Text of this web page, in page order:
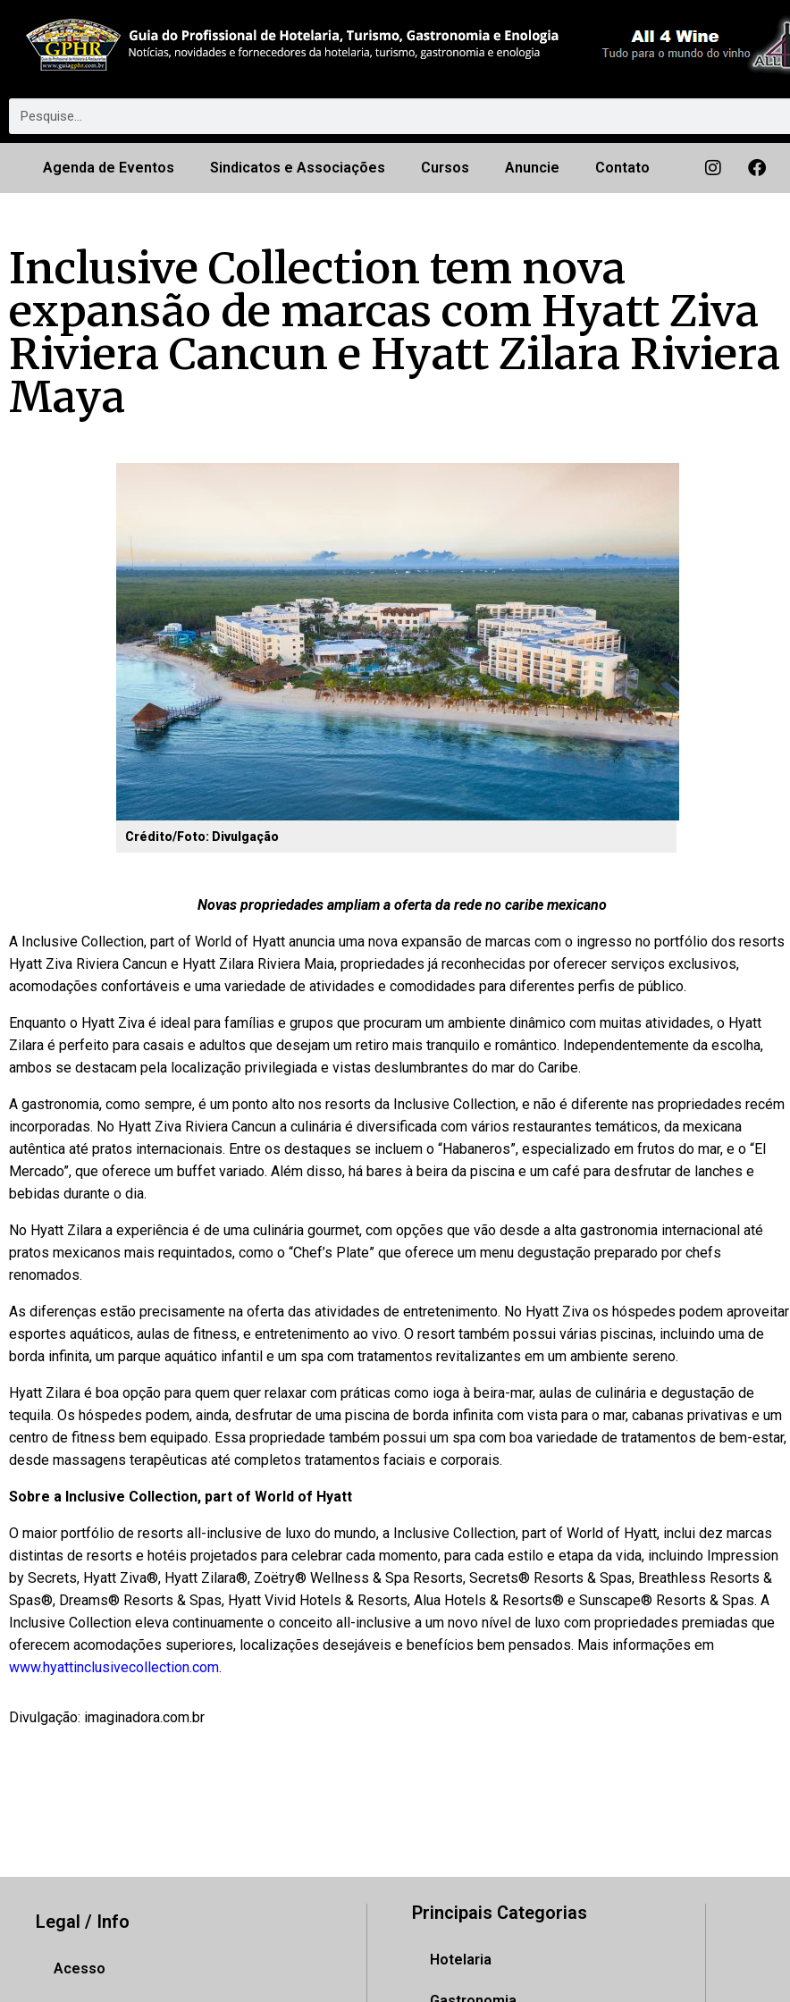
Agenda de Eventos Sindicatos e Associações Cursos Anuncie Contato
Inclusive Collection tem nova
expansão de marcas com Hyatt Ziva
Riviera Cancun e Hyatt Zilara Riviera
Maya
Crédito/Foto: Divulgação
Novas propriedades ampliam a oferta da rede no caribe mexicano
A Inclusive Collection, part of World of Hyatt anuncia uma nova expansão de marcas com o ingresso no portfólio dos resorts
Hyatt Ziva Riviera Cancun e Hyatt Zilara Riviera Maia, propriedades já reconhecidas por oferecer serviços exclusivos,
acomodações confortáveis e uma variedade de atividades e comodidades para diferentes perfis de público.
Enquanto o Hyatt Ziva é ideal para famílias e grupos que procuram um ambiente dinâmico com muitas atividades, o Hyatt
Zilara é perfeito para casais e adultos que desejam um retiro mais tranquilo e romântico. Independentemente da escolha,
ambos se destacam pela localização privilegiada e vistas deslumbrantes do mar do Caribe.
A gastronomia, como sempre, é um ponto alto nos resorts da Inclusive Collection, e não é diferente nas propriedades recém
incorporadas. No Hyatt Ziva Riviera Cancun a culinária é diversificada com vários restaurantes temáticos, da mexicana
autêntica até pratos internacionais. Entre os destaques se incluem o “Habaneros”, especializado em frutos do mar, e o “El
Mercado”, que oferece um buffet variado. Além disso, há bares à beira da piscina e um café para desfrutar de lanches e
bebidas durante o dia.
No Hyatt Zilara a experiência é de uma culinária gourmet, com opções que vão desde a alta gastronomia internacional até
pratos mexicanos mais requintados, como o “Chef’s Plate” que oferece um menu degustação preparado por chefs
renomados.
As diferenças estão precisamente na oferta das atividades de entretenimento. No Hyatt Ziva os hóspedes podem aproveitar
esportes aquáticos, aulas de fitness, e entretenimento ao vivo. O resort também possui várias piscinas, incluindo uma de
borda infinita, um parque aquático infantil e um spa com tratamentos revitalizantes em um ambiente sereno.
Hyatt Zilara é boa opção para quem quer relaxar com práticas como ioga à beira-mar, aulas de culinária e degustação de
tequila. Os hóspedes podem, ainda, desfrutar de uma piscina de borda infinita com vista para o mar, cabanas privativas e um
centro de fitness bem equipado. Essa propriedade também possui um spa com boa variedade de tratamentos de bem-estar,
desde massagens terapêuticas até completos tratamentos faciais e corporais.
Sobre a Inclusive Collection, part of World of Hyatt
O maior portfólio de resorts all-inclusive de luxo do mundo, a Inclusive Collection, part of World of Hyatt, inclui dez marcas
distintas de resorts e hotéis projetados para celebrar cada momento, para cada estilo e etapa da vida, incluindo Impression
by Secrets, Hyatt Ziva®, Hyatt Zilara®, Zoëtry® Wellness & Spa Resorts, Secrets® Resorts & Spas, Breathless Resorts &
Spas®, Dreams® Resorts & Spas, Hyatt Vivid Hotels & Resorts, Alua Hotels & Resorts® e Sunscape® Resorts & Spas. A
Inclusive Collection eleva continuamente o conceito all-inclusive a um novo nível de luxo com propriedades premiadas que
oferecem acomodações superiores, localizações desejáveis e benefícios bem pensados. Mais informações em
www.hyattinclusivecollection.com.
Divulgação: imaginadora.com.br
Legal / Info
Acesso
Principais Categorias
Hotelaria